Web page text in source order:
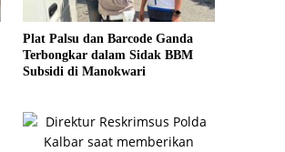
Plat Palsu dan Barcode Ganda
Terbongkar dalam Sidak BBM
Subsidi di Manokwari